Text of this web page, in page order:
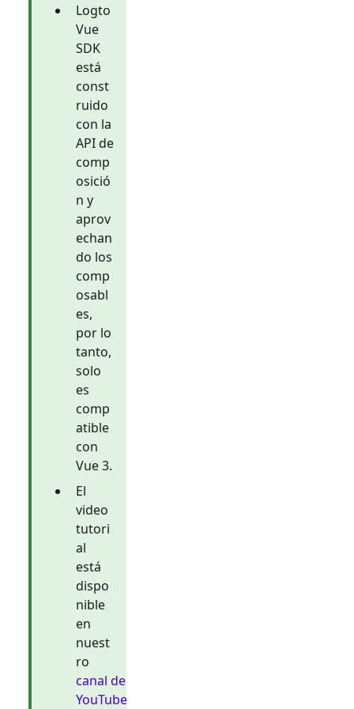
Logto
Vue
SDK
está
const
ruido
con la
API de
comp
osició
n y
aprov
echan
do los
comp
osabl
es,
por lo
tanto,
solo
es
comp
atible
con
Vue 3.
El
video
tutori
al
está
dispo
nible
en
nuest
ro
canal de
YouTube